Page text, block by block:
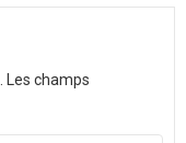
Les champs